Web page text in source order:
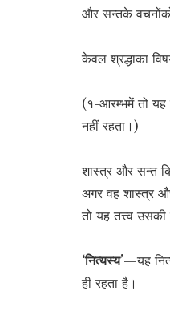
और सन्तके
केवल श्रद्धाका
(१-आरम्भमें तो यह
नहीं रहता।)
शास्त्र और सन्त
अगर वह शास्त्र
तो यह तत्त्व उसकी
‘नित्यस्य’—यह
ही रहता है।